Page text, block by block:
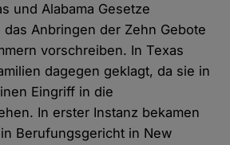
und Alabama Gesetze
Anbringen der Zehn Gebote
vorschreiben. In Texas
dagegen geklagt, da sie in
Eingriff in die
In erster Instanz bekamen
Berufungsgericht in New